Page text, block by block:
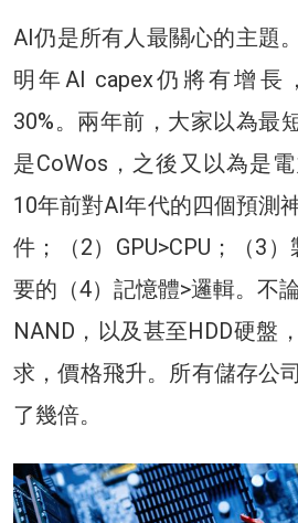
AI仍是所有人最關心的主題
明年AI capex仍將有增長
30%。兩年前，大家以為最
是CoWos，之後又以為是
10年前對AI年代的四個預測
件；（2）GPU>CPU；（3
要的（4）記憶體>邏輯。不
NAND，以及甚至HDD硬盤
求，價格飛升。所有儲存公
了幾倍。